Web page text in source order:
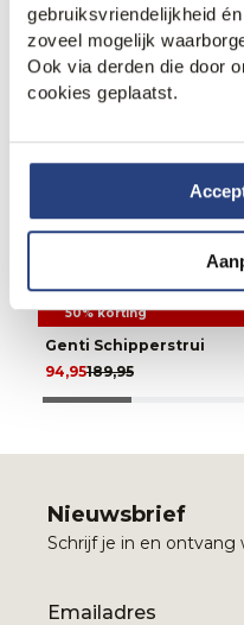
gebruiksvriendelijkheid
zoveel mogelijk
Ook via derden die door
cookies geplaatst.
50% korting
Genti Schipperstrui
189,95
94,95
Nieuwsbrief
Schrijf je in en ontvang
Email